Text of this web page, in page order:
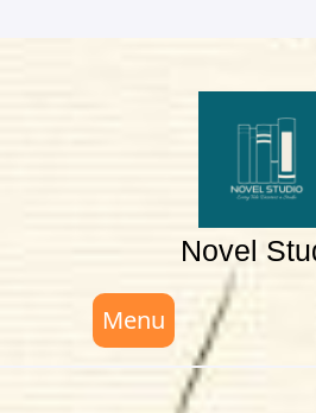
Novel
Menu